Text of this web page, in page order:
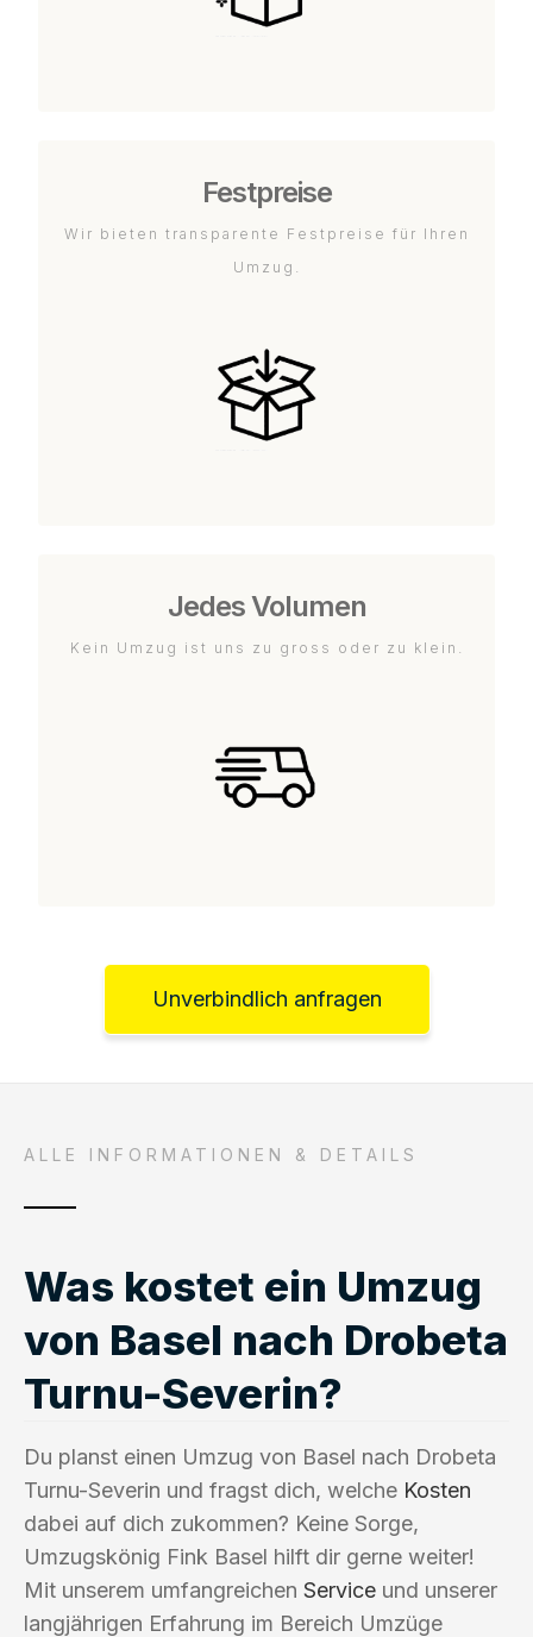
Festpreise
Wir bieten transparente Festpreise für Ihren
Umzug.
Jedes Volumen
Kein Umzug ist uns zu gross oder zu klein.
Unverbindlich anfragen
ALLE INFORMATIONEN & DETAILS
Was kostet ein Umzug
von Basel nach Drobeta
Turnu-Severin?
Du planst einen Umzug von Basel nach Drobeta
Turnu-Severin und fragst dich, welche Kosten
dabei auf dich zukommen? Keine Sorge,
Umzugskönig Fink Basel hilft dir gerne weiter!
Mit unserem umfangreichen Service und unserer
langjährigen Erfahrung im Bereich Umzüge